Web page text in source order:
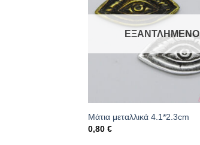
ΕΞΑΝΤΛΗΜΈΝΟ
Μάτια μεταλλικά 4.1*2.3cm
0,80 €